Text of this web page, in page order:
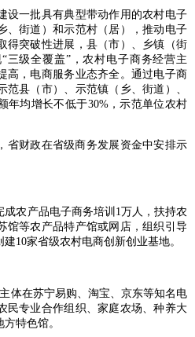
一批具有典型带动作用的农村电子
、街道）和示范村（居），推动电子
得突破性进展，县（市）、乡镇（街
三级全覆盖”，农村电子商务经营主
高，电商服务业态齐全。通过电子商
县（市）、示范镇（乡、街道）、
年均增长不低于30%，示范单位农村
财政在省级商务发展资金中安排示
农产品电子商务培训1万人，扶持农
馆等农产品特产馆或网店，组织引导
10家省级农村电商创新创业基地。
在苏宁易购、淘宝、京东等知名电
民专业合作组织、家庭农场、种养大
特色馆。